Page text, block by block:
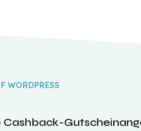
WORDPRESS
Cashback-